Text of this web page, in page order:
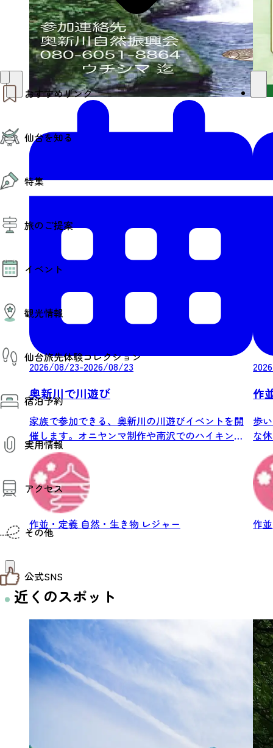
おすすめリンク
モデルコース
お得なチケット
仙台を知る
エリアガイド
復興に向けて
仙台から行く東北周遊旅
伝統的工芸品
特集
夜時間トピックス
旅のご提案
モデルコース
AIおまかせコース
みんなの旅行記
イベント
イベント情報
その他イベント情報（音楽・展示会）
スポーツ情報
観光情報
観光スポット
温泉
美味いもの
プロスポーツチーム・プロオーケストラ
仙台の銘品
仙台夜時間
宿泊施設
仙台観光マップ
仙台旅先体験コレクション
仙台旅先体験コレクション
体験プログラム検索（予約）
体験トピックス
体験事業者
宿泊予約
宿泊予約
実用情報
観光案内
お役立ち情報
観光アプリ
仙台観光マップ
アクセス
仙台までの経路検索
市内の交通情報
その他
お問い合わせ
教育旅行
観光マップ
サイト利用規約
プライバシーポリシー
サイトマップ
仙臺写真館フォトギャラリー
公式SNS
せんだい旅日和 X
せんだい旅日和 Instagram
せんだい旅日和 Facebook
仙台旅先体験コレクション Facebook
仙台旅先体験コレクション Instagaram
2026/08/23-2026/08/23
奥新川で川遊び
家族で参加できる、奥新川の川遊びイベントを開
催します。オニヤンマ制作や南沢でのハイキン
グ、河原...
作並・定義 自然・生き物 レジャー
作
歩
な
ウ
作
近くのスポット